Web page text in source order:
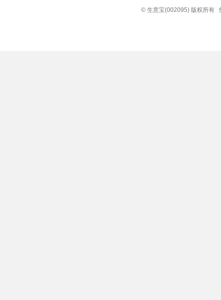
© 生意宝(002095) 版权所有